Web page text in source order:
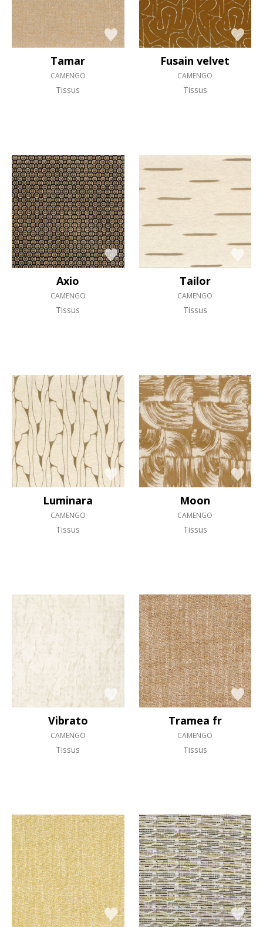
Tamar
CAMENGO
Tissus
Fusain velvet
CAMENGO
Tissus
Axio
CAMENGO
Tissus
Tailor
CAMENGO
Tissus
Luminara
CAMENGO
Tissus
Moon
CAMENGO
Tissus
Vibrato
CAMENGO
Tissus
Tramea fr
CAMENGO
Tissus